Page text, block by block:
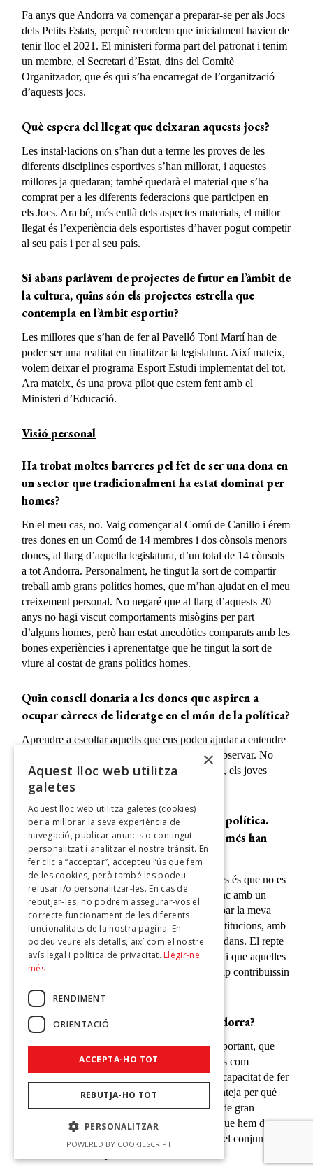
Fa anys que Andorra va començar a preparar-se per als Jocs
dels Petits Estats, perquè recordem que inicialment havien de
tenir lloc el 2021. El ministeri forma part del patronat i tenim
un membre, el Secretari d’Estat, dins del Comitè
Organitzador, que és qui s’ha encarregat de l’organització
d’aquests jocs.
Què espera del llegat que deixaran aquests jocs?
Les instal·lacions on s’han dut a terme les proves de les
diferents disciplines esportives s’han millorat, i aquestes
millores ja quedaran; també quedarà el material que s’ha
comprat per a les diferents federacions que participen en
els Jocs. Ara bé, més enllà dels aspectes materials, el millor
llegat és l’experiència dels esportistes d’haver pogut competir
al seu país i per al seu país.
Si abans parlàvem de projectes de futur en l’àmbit de
la cultura, quins són els projectes estrella que
contempla en l’àmbit esportiu?
Les millores que s’han de fer al Pavelló Toni Martí han de
poder ser una realitat en finalitzar la legislatura. Així mateix,
volem deixar el programa Esport Estudi implementat del tot.
Ara mateix, és una prova pilot que estem fent amb el
Ministeri d’Educació.
Visió personal
Ha trobat moltes barreres pel fet de ser una dona en
un sector que tradicionalment ha estat dominat per
homes?
En el meu cas, no. Vaig començar al Comú de Canillo i érem
tres dones en un Comú de 14 membres i dos cònsols menors
dones, al llarg d’aquella legislatura, d’un total de 14 cònsols
a tot Andorra. Personalment, he tingut la sort de compartir
treball amb grans polítics homes, que m’han ajudat en el meu
creixement personal. No negaré que al llarg d’aquests 20
anys no hagi viscut comportaments misògins per part
d’alguns homes, però han estat anecdòtics comparats amb les
bones experiències i aprenentatge que he tingut la sort de
viure al costat de grans polítics homes.
Quin consell donaria a les dones que aspiren a
ocupar càrrecs de lideratge en el món de la política?
Aprendre a escoltar aquells que ens poden ajudar a entendre
com Andorra ha arribat a ser el país que és. Observar. No
tenir pressa perquè, si ha de ser, serà. Avui dia, els joves
tenen molta pressa a cremar etapes.
Fent un resum de la seva àmplia carrera política.
Quins diria que han estat els reptes que més han
marcat la seva carrera professional?
Al llarg d’aquests 20 anys, si una cosa he après és que no es
pot acontentar a tothom i que un ha de ser franc amb un
mateix i amb els altres. He intentat desenvolupar la meva
tasca de servidora pública, des de diferents institucions, amb
el màxim respecte cap a la institució i als ciutadans. El repte
sempre ha estat el de poder servir el meu país, i que aquelles
decisions que prengués o prenguéssim en equip contribuïssin
a millorar Andorra.
I quina és la seva visió per al futur d’Andorra?
Andorra està experimentant un creixement important, que
entenc que genera algunes tensions tant socials com
mediambientals. Amb tot, penso que tenim la capacitat de fer
front als reptes que aquest creixement ens planteja per què
Andorra ja ha viscut altres moments històrics de gran
creixement, encara que a una altra escala. El que hem de
garantir des de les institucions és el benestar del conjunt de la
×
Aquest lloc web utilitza
galetes
Aquest lloc web utilitza galetes (cookies)
per a millorar la seva experiència de
navegació, publicar anuncis o contingut
personalitzat i analitzar el nostre trànsit. En
fer clic a “acceptar”, accepteu l’ús que fem
de les cookies, però també les podeu
refusar i/o personalitzar-les. En cas de
rebutjar-les, no podrem assegurar-vos el
correcte funcionament de les diferents
funcionalitats de la nostra pàgina. En
podeu veure els detalls, així com el nostre
avís legal i política de privacitat. Llegir-ne
més
RENDIMENT
ORIENTACIÓ
ACCEPTA-HO TOT
REBUTJA-HO TOT
PERSONALITZAR
POWERED BY COOKIESCRIPT